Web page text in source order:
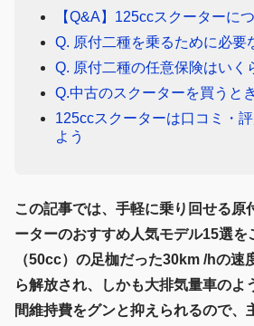
【Q&A】125ccスクーターに
Q. 原付二種を乗るために必要
Q. 原付二種の任意保険はいく
Q.中古のスクーターを買うと
125ccスクーターは口コミ・
よう
この記事では、手軽に乗り回せる原
ーターのおすすめ人気モデル15選を
（50cc）の足枷だった30km /hの速
ら解放され、しかも大排気量車のよ
間維持費をグンと抑えられるので、